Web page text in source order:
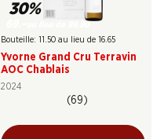
30%
Bouteille: 11.50 au lieu de 16.65
Yvorne Grand Cru Terravin
AOC Chablais
2024
(69)